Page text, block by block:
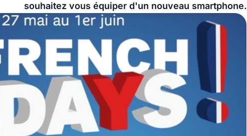
souhaitez vous équiper d'un nouveau smartphone.